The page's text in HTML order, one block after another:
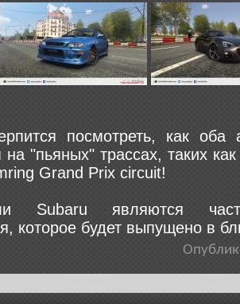
посмотреть, как оба
на "пьяных" трассах, таких
Grand Prix circuit!
Subaru являются
которое будет выпущено в